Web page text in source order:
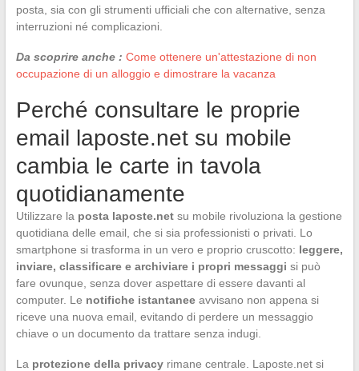
posta, sia con gli strumenti ufficiali che con alternative, senza
interruzioni né complicazioni.
Da scoprire anche : Come ottenere un'attestazione di non
occupazione di un alloggio e dimostrare la vacanza
Perché consultare le proprie
email laposte.net su mobile
cambia le carte in tavola
quotidianamente
Utilizzare la posta laposte.netsu mobile rivoluziona la gestione
quotidiana delle email, che si sia professionisti o privati. Lo
smartphone si trasforma in un vero e proprio cruscotto: leggere,
inviare, classificare e archiviare i propri messaggi si può
fare ovunque, senza dover aspettare di essere davanti al
computer. Le notifiche istantaneeavvisano non appena si
riceve una nuova email, evitando di perdere un messaggio
chiave o un documento da trattare senza indugi.
La protezione della privacyrimane centrale. Laposte.net si